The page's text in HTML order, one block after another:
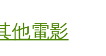
他電影